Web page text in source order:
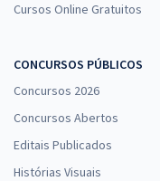
Cursos Online Gratuitos
CONCURSOS PÚBLICOS
Concursos 2026
Concursos Abertos
Editais Publicados
Histórias Visuais